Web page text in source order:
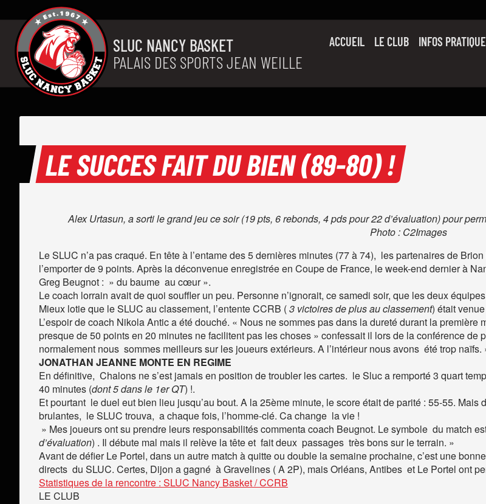
Aller au contenu
SLUC NANCY BASKET
PALAIS DES SPORTS JEAN WEILLE
ACCUEIL
LE CLUB
L’ÉQUIPE PRO
INFOS
LE SUCCES FAIT DU BIEN (89-80) !
Alex Urtasun, a sorti le grand jeu ce soir (19 pts, 6 rebonds, 4 pds pour 22 d’évaluation) pour
Photo : C2Images
Le SLUC n’a pas craqué. En tête à l’entame des 5 dernières minutes (77 à 74), les partenaires de
l’emporter de 9 points. Après la déconvenue enregistrée en Coupe de France, le week-end dernier à
Greg Beugnot : » du baume au cœur ».
Le coach lorrain avait de quoi souffler un peu. Personne n’ignorait, ce samedi soir, que les deux
Mieux lotie que le SLUC au classement, l’entente CCRB (3 victoires de plus au classement) était
L’espoir de coach Nikola Antic a été douché. « Nous ne sommes pas dans la dureté durant la
presque de 50 points en 20 minutes ne facilitent pas les choses » confessait il lors de la conférence de
normalement nous sommes meilleurs sur les joueurs extérieurs. A l’intérieur nous avons été trop naïfs.
JONATHAN JEANNE MONTE EN REGIME
En définitive, Chalons ne s’est jamais en position de troubler les cartes. le Sluc a remporté 3 quart
40 minutes (dont 5 dans le 1er QT) !.
Et pourtant le duel eut bien lieu jusqu’au bout. A la 25ème minute, le score était de parité : 55-55.
brulantes, le SLUC trouva, a chaque fois, l’homme-clé. Ca change la vie !
» Mes joueurs ont su prendre leurs responsabilités commenta coach Beugnot. Le symbole du match
d’évaluation) . Il débute mal mais il relève la tête et fait deux passages très bons sur le terrain. »
Avant de défier Le Portel, dans un autre match à quitte ou double la semaine prochaine, c’est une
directs du SLUC. Certes, Dijon a gagné à Gravelines ( A 2P), mais Orléans, Antibes et Le Portel ont
Statistiques de la rencontre : SLUC Nancy Basket / CCRB
LE CLUB